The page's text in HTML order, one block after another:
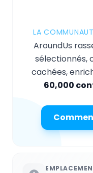
LA
AroundUs
sélectionnés,
cachées,
60,000